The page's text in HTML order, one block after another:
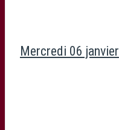
Mercredi 06 janvier